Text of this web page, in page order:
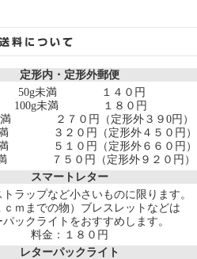
定形内・定形外郵便
50g未満 １４０円
100g未満 １８０円
満 ２７０円（定形外３９0円）
満 ３２０円（定形外４５０円）
満 ５１０円（定形外６６０円）
満 ７５０円（定形外９２０円）
スマートレター
トラップなど小さいものに限ります。
ｃｍまでの物）ブレスレットなどは
パックライトをおすすめします。
料金：１８０円
レターパックライト